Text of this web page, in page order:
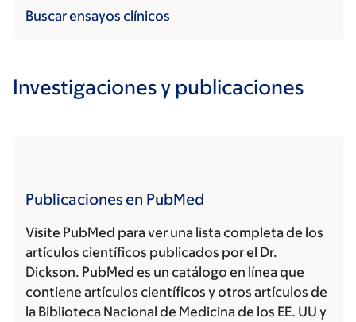
Buscar ensayos clínicos
Investigaciones y publicaciones
Publicaciones en PubMed
Visite PubMed para ver una lista completa de los
artículos científicos publicados por el Dr.
Dickson. PubMed es un catálogo en línea que
contiene artículos científicos y otros artículos de
la Biblioteca Nacional de Medicina de los EE. UU y